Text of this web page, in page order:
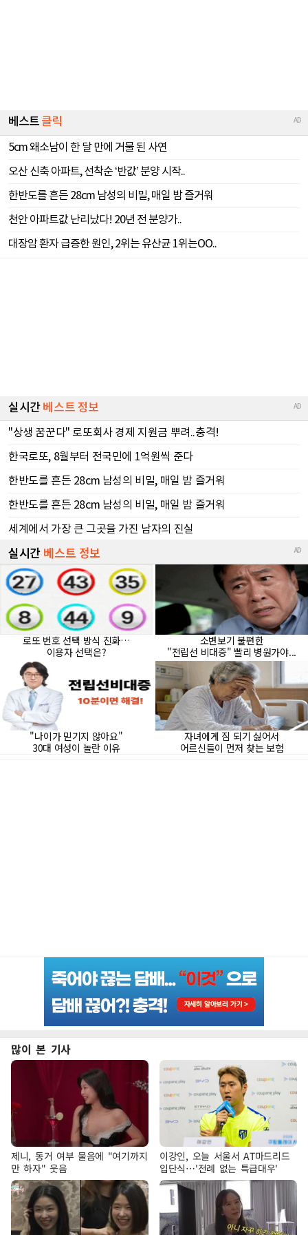
많이 본 기사
제니, 동거 여부 물음에 "여기까지
만 하자" 웃음
이강인, 오늘 서울서 AT마드리드
입단식…'전례 없는 특급대우'